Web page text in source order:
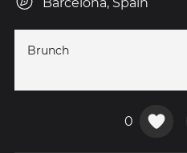
Brunch
0